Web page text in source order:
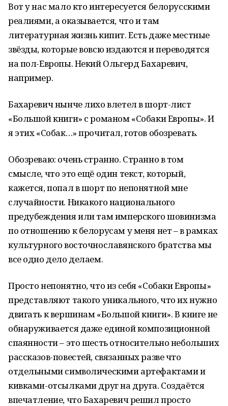
Вот у нас мало кто интересуется белорусскими
реалиями, а оказывается, что и там
литературная жизнь кипит. Есть даже местные
звёзды, которые вовсю издаются и переводятся
на пол-Европы. Некий Ольгерд Бахаревич,
например.
Бахаревич нынче лихо влетел в шорт-лист
«Большой книги» с романом «Собаки Европы». И
я этих «Собак…» прочитал, готов обозревать.
Обозреваю: очень странно. Странно в том
смысле, что это ещё один текст, который,
кажется, попал в шорт по непонятной мне
случайности. Никакого национального
предубеждения или там имперского шовинизма
по отношению к белорусам у меня нет – в рамках
культурного восточнославянского братства мы
все одно дело делаем.
Просто непонятно, что из себя «Собаки Европы»
представляют такого уникального, что их нужно
двигать к вершинам «Большой книги». В книге не
обнаруживается даже единой композиционной
спаянности – это шесть относительно небольших
рассказов-повестей, связанных разве что
отдельными символическими артефактами и
кивками-отсылками друг на друга. Создаётся
впечатление, что Бахаревич решил просто